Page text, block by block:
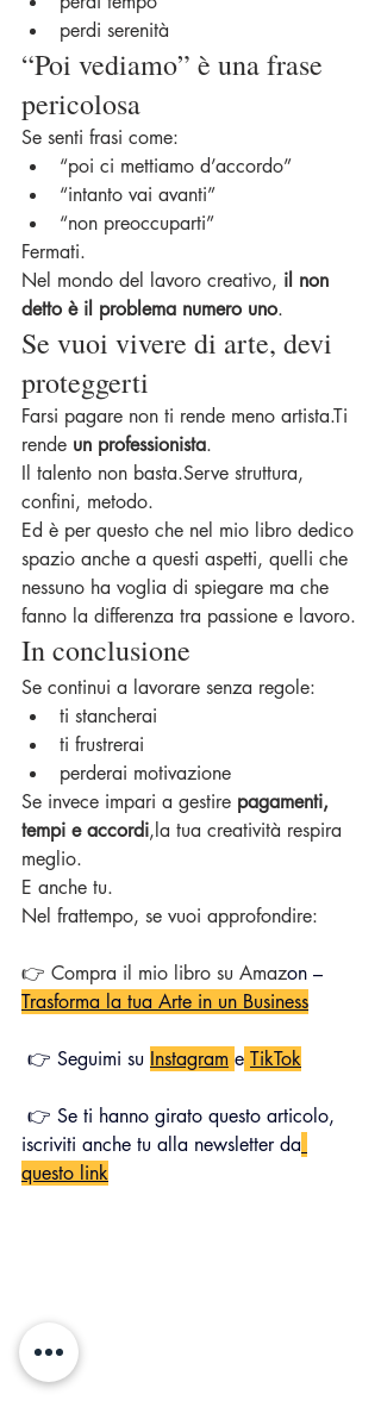
perdi serenità
“Poi vediamo” è una frase
pericolosa
Se senti frasi come:
“poi ci mettiamo d’accordo”
“intanto vai avanti”
“non preoccuparti”
Fermati.
Nel mondo del lavoro creativo, il non
detto è il problema numero uno.
Se vuoi vivere di arte, devi
proteggerti
Farsi pagare non ti rende meno artista.Ti
rende un professionista.
Il talento non basta.Serve struttura,
confini, metodo.
Ed è per questo che nel mio libro dedico
spazio anche a questi aspetti, quelli che
nessuno ha voglia di spiegare ma che
fanno la differenza tra passione e lavoro.
In conclusione
Se continui a lavorare senza regole:
ti stancherai
ti frustrerai
perderai motivazione
Se invece impari a gestire pagamenti,
tempi e accordi,la tua creatività respira
meglio.
E anche tu.
Nel frattempo, se vuoi approfondire:
👉 Compra il mio libro su Amazon –
Trasforma la tua Arte in un Business
👉 Seguimi su Instagram e TikTok
iscriviti anche tu alla newsletter da
questo link